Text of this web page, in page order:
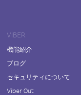
VIBER
機能紹介
ブログ
セキュリティについて
Viber Out